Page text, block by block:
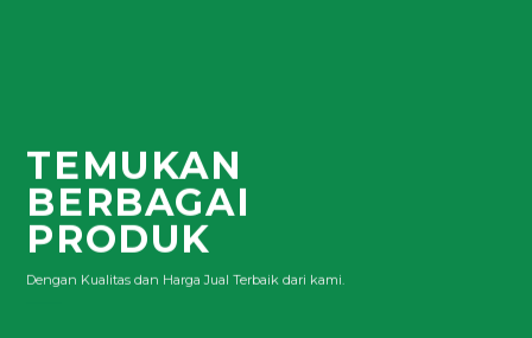
TEMUKAN
BERBAGAI
PRODUK
Dengan Kualitas dan Harga Jual Terbaik dari kami.